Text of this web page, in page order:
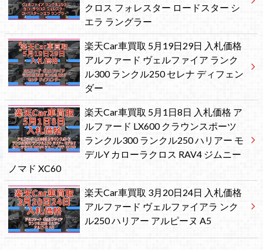
クロス フォレスター ロードスター シ
エラ ラングラー
楽天Car車買取 5月19日29日 入札価格
アルファード ヴェルファイア ランク
ル300 ランクル250 セレナ ディフェン
ダー
楽天Car車買取 5月1日8日 入札価格 ア
ルファード LX600 クラウンスポーツ
ランクル300 ランクル250 ハリアー モ
デルY カローラクロス RAV4 ジムニー
ノマド XC60
楽天Car車買取 3月20日24日 入札価格
アルファード ヴェルファイアラ ンク
ル250 ハリアー アルピーヌ A5